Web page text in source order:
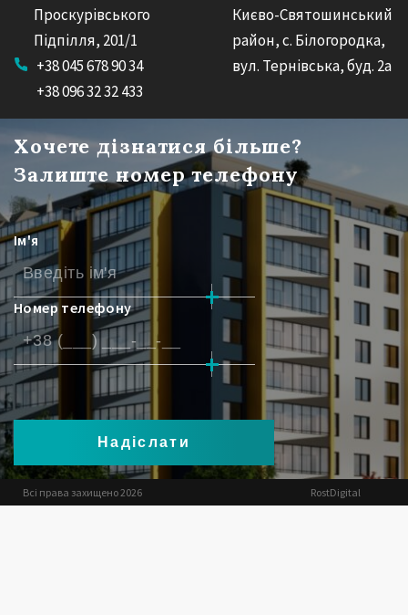
Проскурівського
Підпілля, 201/1
+38 045 678 90 34
+38 096 32 32 433
Києво-Святошинський
район, с. Білогородка,
вул. Тернівська, буд. 2а
Хочете дізнатися більше?
Залиште номер телефону
Ім'я
Номер телефону
Всі права захищено 2026 RostDigital